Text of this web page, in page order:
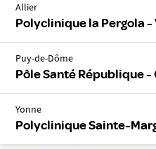
Allier
Polyclinique la Pergola -
Puy-de-Dôme
Pôle Santé République -
Yonne
Polyclinique Sainte-